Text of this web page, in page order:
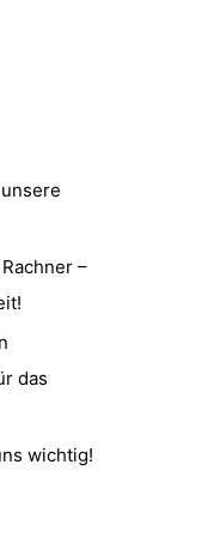
–
das
wichtig!